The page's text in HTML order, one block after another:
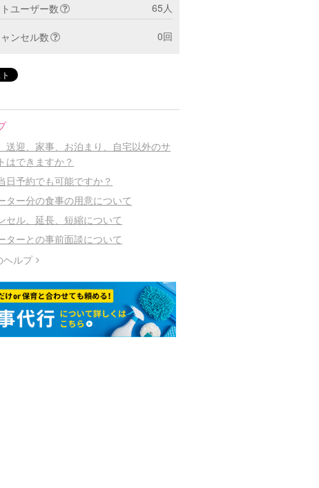
ユーザー数 65人
ンセル数 0回
送迎、家事、お泊まり、自宅以外のサ
はできますか？
日予約でも可能ですか？
ター分の食事の用意について
セル、延長、短縮について
ターとの事前面談について
ヘルプ